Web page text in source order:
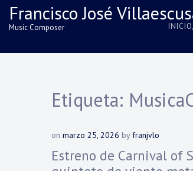
SkipFrancisco José
Music Composer
Etiqueta:
on marzo 25, 2026 byfranjvlo
Estreno de Carnival of